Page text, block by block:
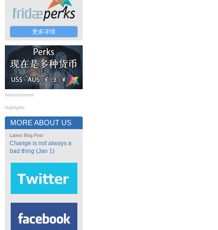
更多详情
Advertisement
Highlights
MORE ABOUT US
Latest Blog Post
Change is not always a
bad thing (Jan 1)